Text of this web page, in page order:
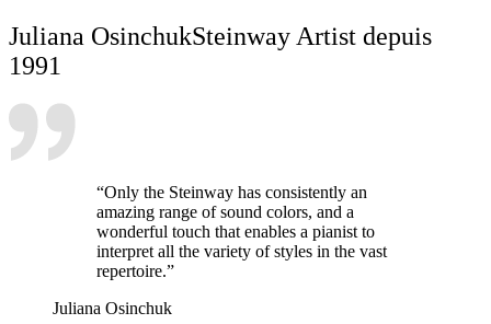
Juliana OsinchukSteinway Artist depuis
1991
“Only the Steinway has consistently an
amazing range of sound colors, and a
wonderful touch that enables a pianist to
interpret all the variety of styles in the vast
repertoire.”
Juliana Osinchuk